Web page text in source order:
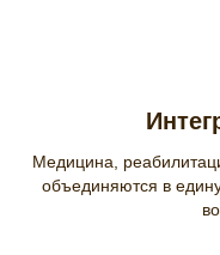
Медицина,
объединяются в